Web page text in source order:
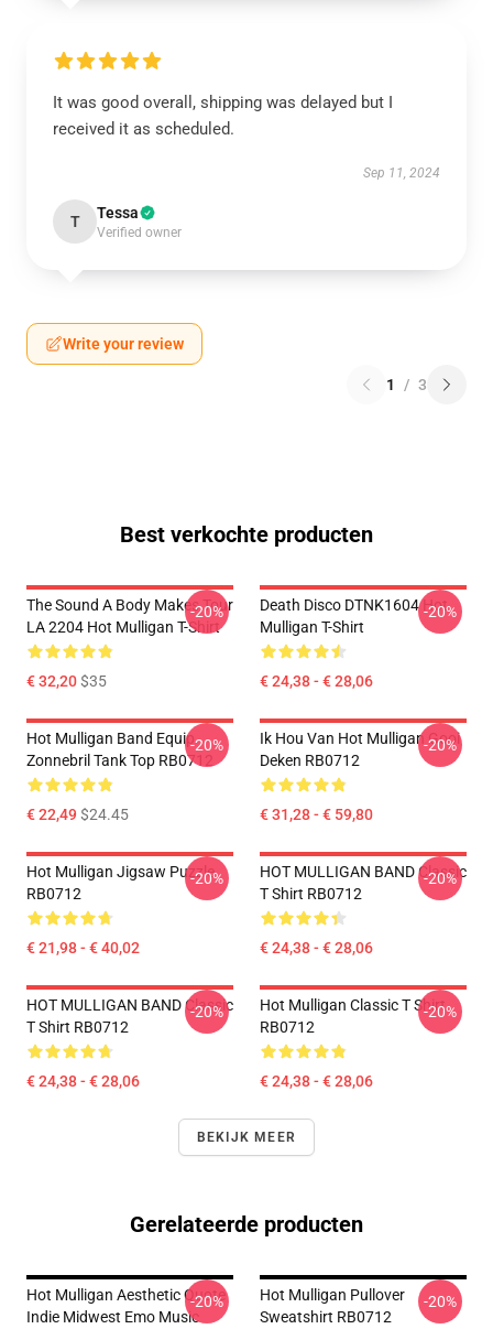
It was good overall, shipping was delayed but I
received it as scheduled.
Sep 11, 2024
T Tessa
Verified owner
Write your review
1 / 3
Best verkochte producten
The Sound A Body Makes Tour
LA 2204 Hot Mulligan T-Shirt
€ 32,20$35
-20%
Death Disco DTNK1604 Hot
Mulligan T-Shirt
€ 24,38 - € 28,06
-20%
Hot Mulligan Band Equip
Zonnebril Tank Top RB0712
€ 22,49$24.45
-20%
Ik Hou Van Hot Mulligan Gooi
Deken RB0712
€ 31,28 - € 59,80
-20%
Hot Mulligan Jigsaw Puzzle
RB0712
€ 21,98 - € 40,02
-20%
HOT MULLIGAN BAND Classic
T Shirt RB0712
€ 24,38 - € 28,06
-20%
HOT MULLIGAN BAND Classic
T Shirt RB0712
€ 24,38 - € 28,06
-20%
Hot Mulligan Classic T Shirt
RB0712
€ 24,38 - € 28,06
-20%
BEKIJK MEER
Gerelateerde producten
Hot Mulligan Aesthetic Quote
Indie Midwest Emo Music
-20%
Hot Mulligan Pullover
Sweatshirt RB0712
-20%